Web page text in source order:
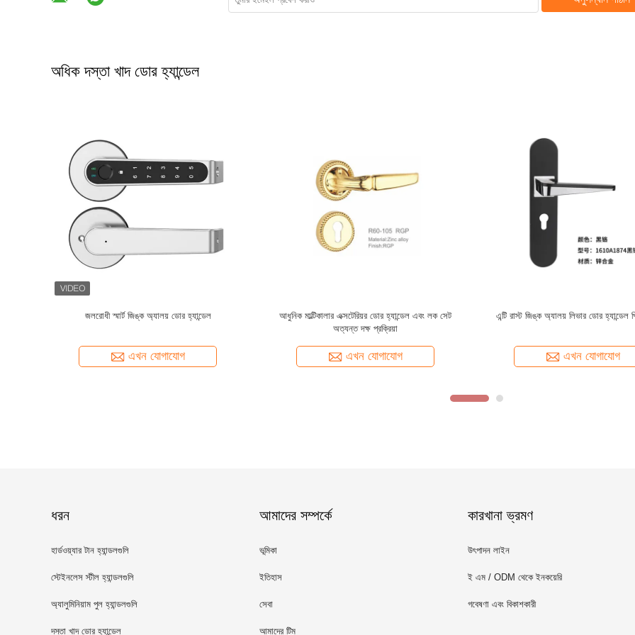
অধিক দস্তা খাদ ডোর হ্যান্ডেল
জনপ্রিয় অভ্যন্তরীণ ডোর নব সেট, মসৃণ জিঙ্ক মর্টাইজ ডোর
এখন যোগাযোগ
হাউস আবাসিক প্রবেশ দরজা হার্ডওয়্যার জনপ্রিয় ক্লাসিক
ডিজাইন উচ্চ কর্মক্ষমতা
এখন যোগাযোগ
দীর্ঘ টেকসই দস্তা খাদ ডোর হ্যান্ডেল
এখন যোগাযোগ
ধরন
হার্ডওয়্যার টান হ্যান্ডলগুলি
স্টেইনলেস স্টীল হ্যান্ডলগুলি
অ্যালুমিনিয়াম পুল হ্যান্ডলগুলি
দস্তা খাদ ডোর হ্যান্ডেল
আমাদের সম্পর্কে
ভূমিকা
ইতিহাস
সেবা
আমাদের টিম
কারখানা ভ্রমণ
উৎপাদন লাইন
ই এম / ODM থেকে ইনকয়েরি
গবেষণা এবং বিকাশকারী